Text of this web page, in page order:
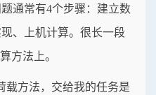
通常有4个步骤：建立数
、上机计算。很长一段
方法上。
载方法，交给我的任务是